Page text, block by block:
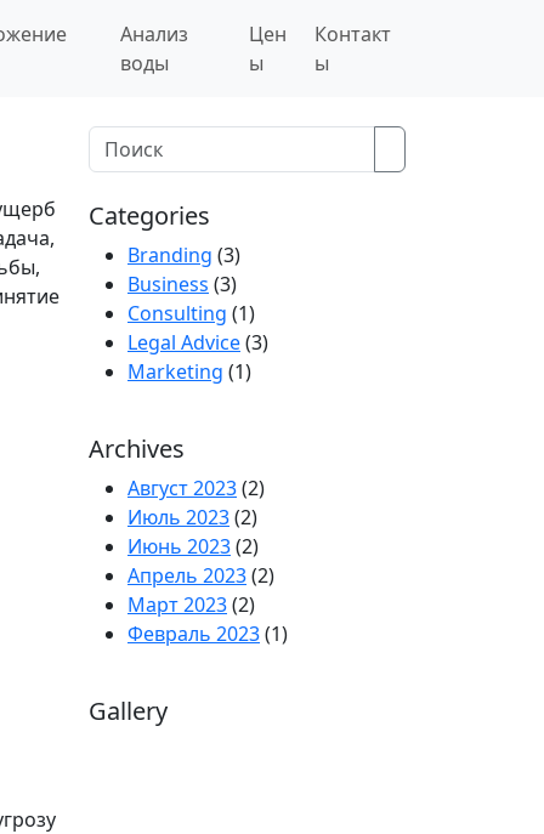
Анализ
воды
Цен
ы
Контакт
ы
Search
Categories
Branding (3)
Business (3)
Consulting (1)
Legal Advice(3)
Marketing (1)
Archives
Август 2023(2)
Июль 2023(2)
Июнь 2023(2)
Апрель 2023(2)
Март 2023(2)
Февраль 2023(1)
Gallery